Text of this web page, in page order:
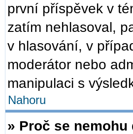
první příspěvek v
zatím nehlasoval,
v hlasování, v
moderátor nebo
manipulaci s
Nahoru
» Proč se